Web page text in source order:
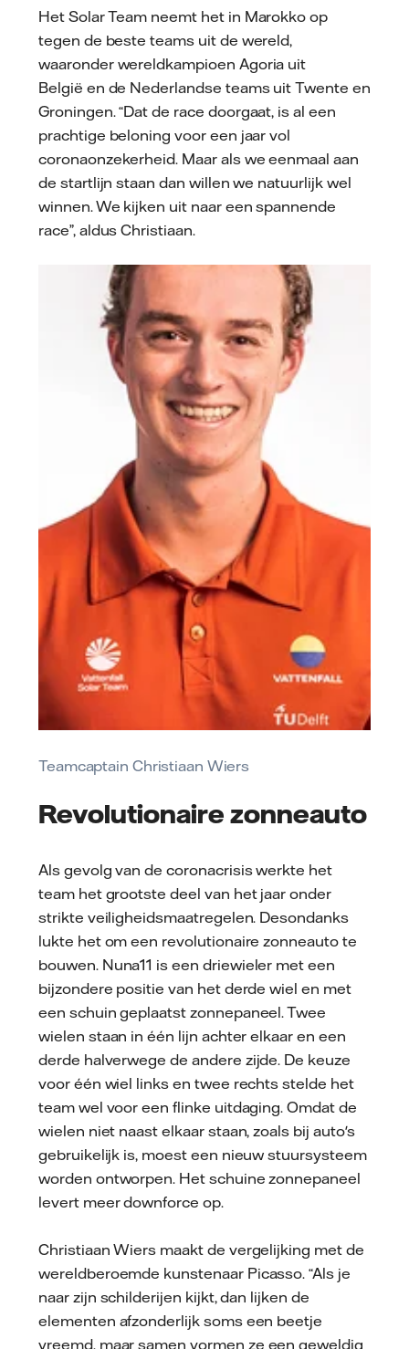
Het Solar Team neemt het in Marokko op
tegen de beste teams uit de wereld,
waaronder wereldkampioen Agoria uit
België en de Nederlandse teams uit Twente en
Groningen. “Dat de race doorgaat, is al een
prachtige beloning voor een jaar vol
coronaonzekerheid. Maar als we eenmaal aan
de startlijn staan dan willen we natuurlijk wel
winnen. We kijken uit naar een spannende
race”, aldus Christiaan.
Hans Peter van Velthoven
Teamcaptain Christiaan Wiers
Revolutionaire zonneauto
Als gevolg van de coronacrisis werkte het
team het grootste deel van het jaar onder
strikte veiligheidsmaatregelen. Desondanks
lukte het om een revolutionaire zonneauto te
bouwen. Nuna11 is een driewieler met een
bijzondere positie van het derde wiel en met
een schuin geplaatst zonnepaneel. Twee
wielen staan in één lijn achter elkaar en een
derde halverwege de andere zijde. De keuze
voor één wiel links en twee rechts stelde het
team wel voor een flinke uitdaging. Omdat de
wielen niet naast elkaar staan, zoals bij auto's
gebruikelijk is, moest een nieuw stuursysteem
worden ontworpen. Het schuine zonnepaneel
levert meer downforce op.
Christiaan Wiers maakt de vergelijking met de
wereldberoemde kunstenaar Picasso. “Als je
naar zijn schilderijen kijkt, dan lijken de
elementen afzonderlijk soms een beetje
vreemd, maar samen vormen ze een geweldig